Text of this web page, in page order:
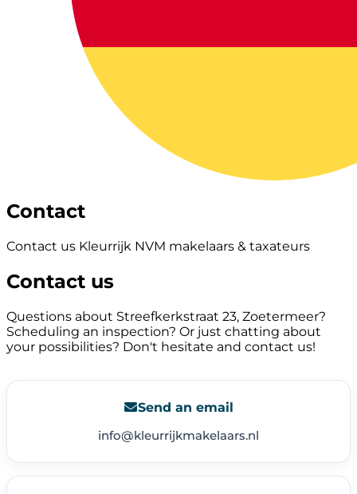
Contact
Contact us Kleurrijk NVM makelaars & taxateurs
Contact us
Questions about Streefkerkstraat 23, Zoetermeer?
Scheduling an inspection? Or just chatting about
your possibilities? Don't hesitate and contact us!
Send an email
info@kleurrijkmakelaars.nl